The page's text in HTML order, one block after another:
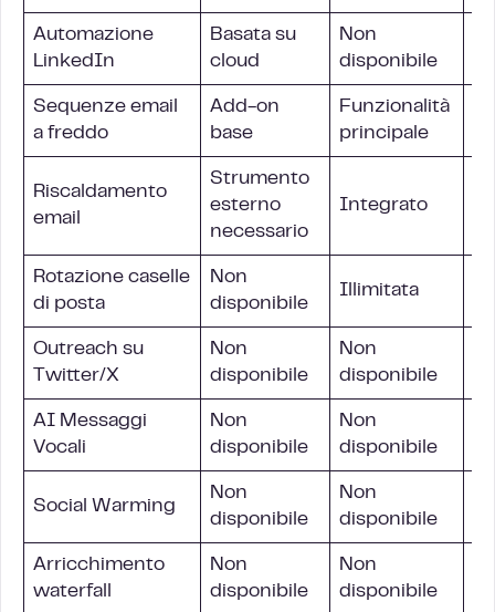
Automazione
LinkedIn
Basata su
cloud
Non
disponibile
Sequenze email
a freddo
Add-on
base
Funzionalità
principale
Riscaldamento
email
Strumento
esterno
necessario
Integrato
Rotazione caselle
di posta
Non
disponibile
Illimitata
Outreach su
Twitter/X
Non
disponibile
Non
disponibile
AI Messaggi
Vocali
Non
disponibile
Non
disponibile
Social Warming
Non
disponibile
Non
disponibile
Arricchimento
waterfall
Non
disponibile
Non
disponibile